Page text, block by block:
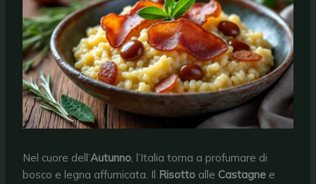
Nel cuore dell’Autunno, l’Italia torna a profumare di
bosco e legna affumicata. Il Risotto alle Castagne e